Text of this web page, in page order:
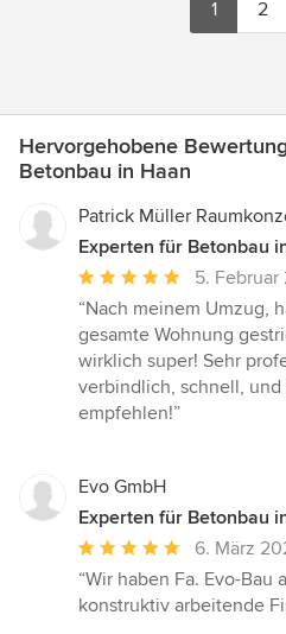
1 2
Hervorgehobene
Betonbau in Haan
Patrick Müller
Experten für Betonbau
Durchschnittliche
Bewertung:
5
von
5
Sternen
5. Februar
“Nach meinem Umzug,
gesamte Wohnung
wirklich super! Sehr
verbindlich, schnell,
empfehlen!”
Evo GmbH
Experten für Betonbau
Durchschnittliche
Bewertung:
5
6. März
“Wir haben Fa. Evo-Bau
konstruktiv arbeitende